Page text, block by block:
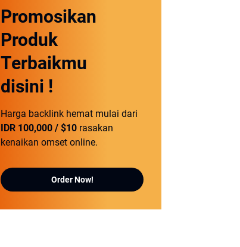
Promosikan
Produk
Terbaikmu
disini !
Harga backlink hemat mulai dari
IDR 100,000 / $10 rasakan
kenaikan omset online.
Order Now!